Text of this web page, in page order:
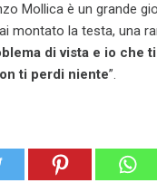
Mollica è un grande
montato la testa, una
di vista e io che
ti perdi niente”.